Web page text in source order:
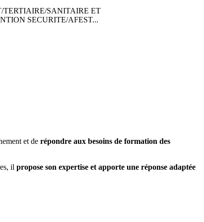
TERTIAIRE/SANITAIRE ET
SECURITE/AFEST...
et de répondre aux besoins de formation des
il propose son expertise et apporte une réponse adaptée